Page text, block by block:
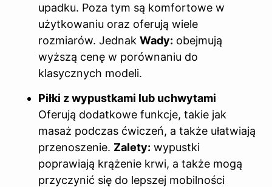
upadku. Poza tym są komfortowe w
użytkowaniu oraz oferują wiele
rozmiarów. Jednak Wady: obejmują
wyższą cenę w porównaniu do
klasycznych modeli.
Piłki z wypustkami lub uchwytami
Oferują dodatkowe funkcje, takie jak
masaż podczas ćwiczeń, a także ułatwiają
przenoszenie. Zalety: wypustki
poprawiają krążenie krwi, a także mogą
przyczynić się do lepszej mobilności